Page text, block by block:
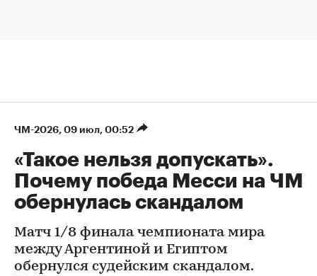
ЧМ-2026⁠, 09 июл, 00:52
«Такое нельзя допускать».
Почему победа Месси на ЧМ
обернулась скандалом
Матч 1/8 финала чемпионата мира
между Аргентиной и Египтом
обернулся судейским скандалом.